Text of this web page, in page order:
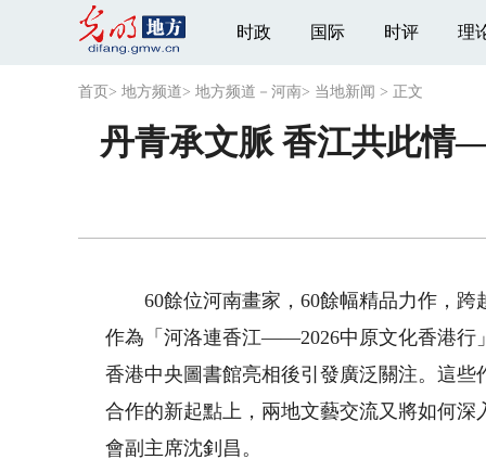
时政 国际 时评 理
首页 > 地方频道> 地方频道－河南> 当地新闻 > 正文
丹青承文脈 香江共此情
60餘位河南畫家，60餘幅精品力作，跨
作為「河洛連香江——2026中原文化香港行
香港中央圖書館亮相後引發廣泛關注。這
合作的新起點上，兩地文藝交流又將如何
會副主席沈釗昌。